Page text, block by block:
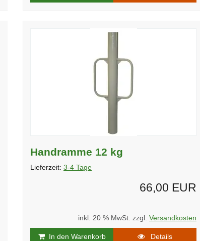
Handramme 12 kg
Lieferzeit: 3-4 Tage
66,00 EUR
inkl. 20 % MwSt. zzgl. Versandkosten
In den Warenkorb Details